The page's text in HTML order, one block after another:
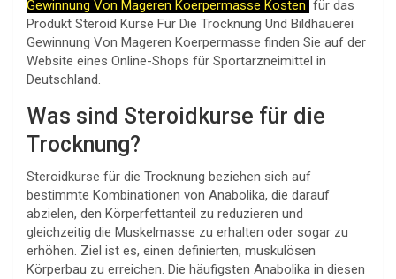
Gewinnung Von Mageren Koerpermasse Kosten für das
Produkt Steroid Kurse Für Die Trocknung Und Bildhauerei
Gewinnung Von Mageren Koerpermasse finden Sie auf der
Website eines Online-Shops für Sportarzneimittel in
Deutschland.
Was sind Steroidkurse für die
Trocknung?
Steroidkurse für die Trocknung beziehen sich auf
bestimmte Kombinationen von Anabolika, die darauf
abzielen, den Körperfettanteil zu reduzieren und
gleichzeitig die Muskelmasse zu erhalten oder sogar zu
erhöhen. Ziel ist es, einen definierten, muskulösen
Körperbau zu erreichen. Die häufigsten Anabolika in diesen